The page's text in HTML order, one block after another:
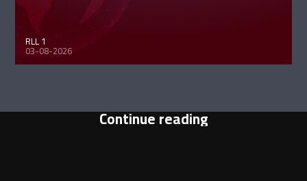
RLL 1
03-08-2026
Continue reading